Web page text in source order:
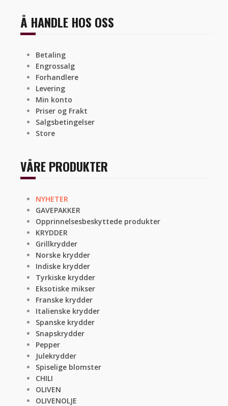
Å HANDLE HOS OSS
Betaling
Engrossalg
Forhandlere
Levering
Min konto
Priser og Frakt
Salgsbetingelser
Store
VÅRE PRODUKTER
NYHETER
GAVEPAKKER
Opprinnelsesbeskyttede produkter
KRYDDER
Grillkrydder
Norske krydder
Indiske krydder
Tyrkiske krydder
Eksotiske mikser
Franske krydder
Italienske krydder
Spanske krydder
Snapskrydder
Pepper
Julekrydder
Spiselige blomster
CHILI
OLIVEN
OLIVENOLJE